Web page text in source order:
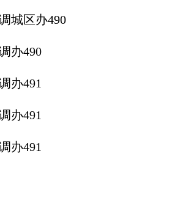
城区办490
办490
办491
办491
办491